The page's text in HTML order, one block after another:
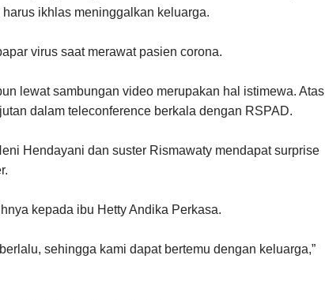
ikhlas meninggalkan keluarga.
virus saat merawat pasien corona.
lewat sambungan video merupakan hal istimewa. Atas
dalam teleconference berkala dengan RSPAD.
Hendayani dan suster Rismawaty mendapat surprise
kepada ibu Hetty Andika Perkasa.
sehingga kami dapat bertemu dengan keluarga,”